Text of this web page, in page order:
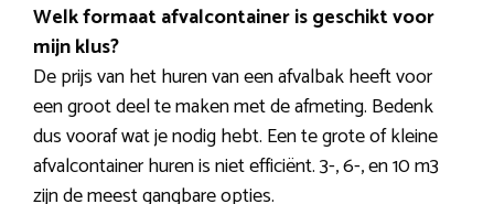
Welk formaat afvalcontainer is geschikt voor
mijn klus?
De prijs van het huren van een afvalbak heeft voor
een groot deel te maken met de afmeting. Bedenk
dus vooraf wat je nodig hebt. Een te grote of kleine
afvalcontainer huren is niet efficiënt. 3-, 6-, en 10 m3
zijn de meest gangbare opties.